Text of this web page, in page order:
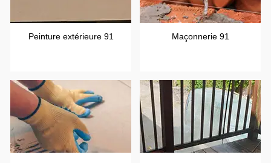
Peinture extérieure 91 Maçonnerie 91